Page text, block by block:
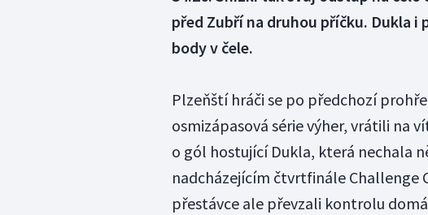
před Zubří na druhou příčku. Dukla
body v čele.
Plzeňští hráči se po předchozí
osmizápasová série výher, vrátili na
o gól hostující Dukla, která nechala
nadcházejícím čtvrtfinále Challenge
přestávce ale převzali kontrolu